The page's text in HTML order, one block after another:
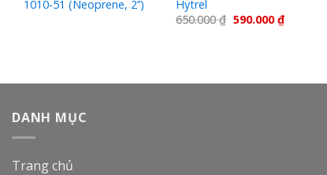
1010-51 (Neoprene, 2’’)
Hytrel
650.000₫ 590.000₫
DANH MỤC
Trang chủ